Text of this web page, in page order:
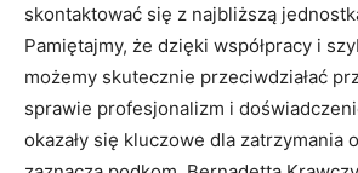
skontaktować się z najbliższą
Pamiętajmy, że dzięki współpracy i
możemy skutecznie przeciwdziałać
sprawie profesjonalizm i
okazały się kluczowe dla zatrzymania